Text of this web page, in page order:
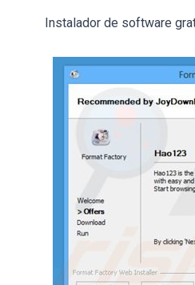
Instalador de software